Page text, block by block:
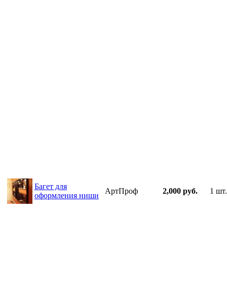
Багет для
оформления ниши
АртПроф 2,000 руб. 1 шт.